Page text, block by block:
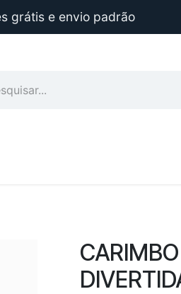
grátis e envio padrão